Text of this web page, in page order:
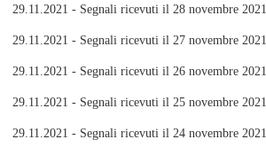
29.11.2021 - Segnali ricevuti il 28 novembre 2021
29.11.2021 - Segnali ricevuti il 27 novembre 2021
29.11.2021 - Segnali ricevuti il 26 novembre 2021
29.11.2021 - Segnali ricevuti il 25 novembre 2021
29.11.2021 - Segnali ricevuti il 24 novembre 2021